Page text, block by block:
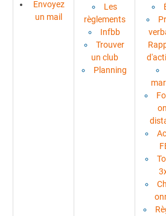
Envoyez
un mail
Les
règlements
Infbb
Trouver
un club
Planning